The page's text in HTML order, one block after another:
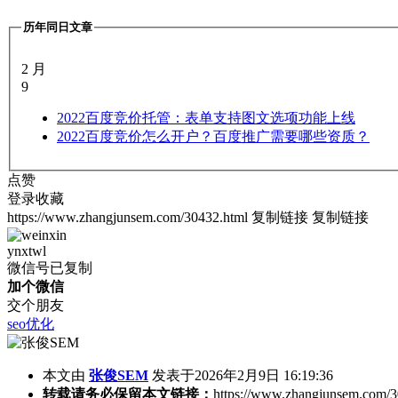
历年同日文章
2 月
9
2022百度竞价托管：表单支持图文选项功能上线
2022百度竞价怎么开户？百度推广需要哪些资质？
点赞
登录收藏
https://www.zhangjunsem.com/30432.html 复制链接 复制链接
ynxtwl
微信号已复制
加个微信
交个朋友
seo优化
本文由 张俊SEM 发表于2026年2月9日 16:19:36
转载请务必保留本文链接： https://www.zhangjunsem.com/